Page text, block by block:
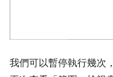
我們可以暫停執行幾次